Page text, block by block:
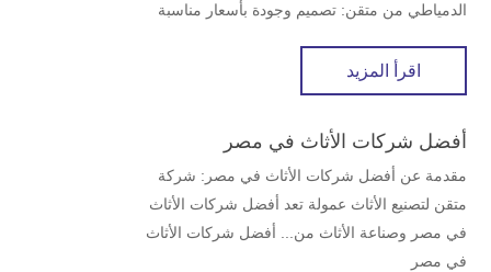
الدمياطي من متقن: تصميم وجودة بأسعار مناسبة
اقرأ المزيد
أفضل شركات الأثاث في مصر
مقدمة عن أفضل شركات الأثاث في مصر: شركة
متقن لتصنيع الأثاث عمولة تعد أفضل شركات الأثاث
في مصر وصناعة الأثاث من... أفضل شركات الأثاث
في مصر